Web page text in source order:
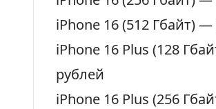
iPhone 16 (512 Гбайт) —
iPhone 16 Plus (128
рублей
iPhone 16 Plus (256